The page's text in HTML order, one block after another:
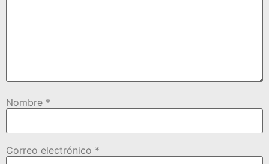
Nombre *
Correo electrónico *